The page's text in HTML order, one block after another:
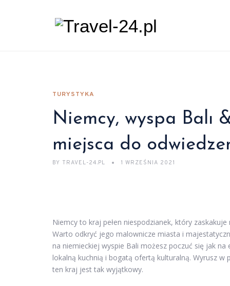
TURYSTYKA
Niemcy, wyspa Balı
miejsca do
BY TRAVEL-24.PL 1 WRZEŚNIA 2021
Niemcy to kraj pełen niespodzianek, który
Warto odkryć jego malownicze miasta i
na niemieckiej wyspie Bali możesz poczuć się jak
lokalną kuchnią i bogatą ofertą kulturalną. Wyrusz
ten kraj jest tak wyjątkowy.